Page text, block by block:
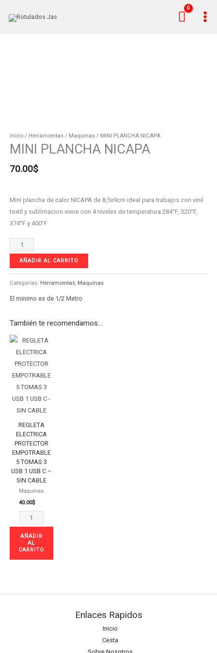
Inicio / Herramientas / Maquinas / MINI PLANCHA NICAPA
MINI PLANCHA NICAPA
70.00$
Mini plancha de calor NICAPA de 8,5x9cm ideal para trabajos con vinil
textil y sublimacion viene con 4 niveles de temperatura 284°F, 320°F,
374°F y 400°F
AÑADIR AL CARRITO
Categorías: Herramientas, Maquinas
El minimo es de 1/2 Metro
También te recomendamos…
REGLETA
ELECTRICA
PROTECTOR
EMPOTRABLE
5 TOMAS 3
USB 1 USB C –
SIN CABLE
Maquinas
40.00$
REGLETA
ELECTRICA
PROTECTOR
EMPOTRABLE
5
TOMAS
3
USB
1
USB
C
-
SIN
CABLE
cantidad
AÑADIR
AL
CARRITO
Enlaces Rapidos
Inicio
Cesta